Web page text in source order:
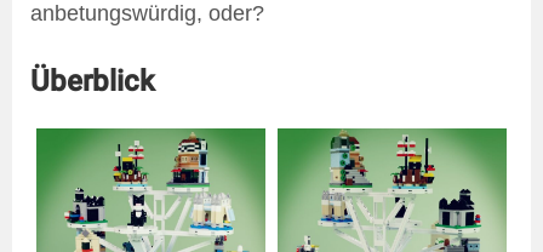
anbetungswürdig, oder?
Überblick